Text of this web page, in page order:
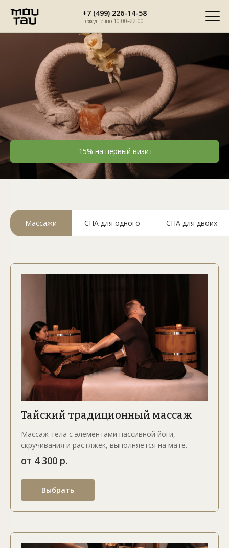
+7 (499) 226-14-58
ежедневно 10:00–22:00
Мой тай
метро Чертановская
-15% на первый визит
Массажи СПА для одного СПА для двоих
Тайский традиционный массаж
Массаж тела с элементами пассивной йоги,
скручивания и растяжек, выполняется на мате.
от 4 300 р.
Выбрать